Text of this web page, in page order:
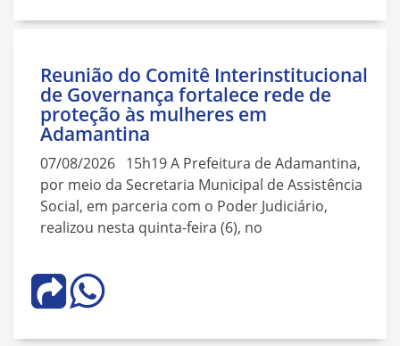
Reunião do Comitê Interinstitucional
de Governança fortalece rede de
proteção às mulheres em
Adamantina
07/08/2026 15h19 A Prefeitura de Adamantina,
por meio da Secretaria Municipal de Assistência
Social, em parceria com o Poder Judiciário,
realizou nesta quinta-feira (6), no